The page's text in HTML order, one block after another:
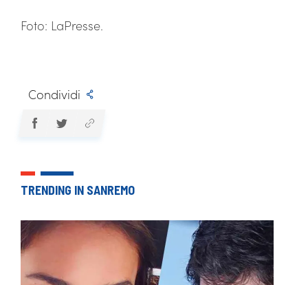
Foto: LaPresse.
Condividi
TRENDING IN SANREMO